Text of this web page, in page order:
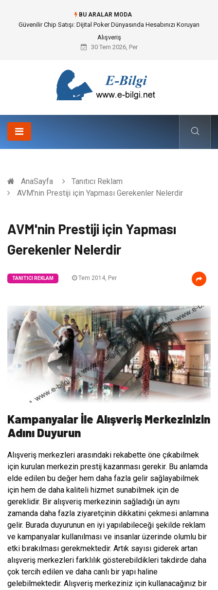
BU ARALAR MODA
Bahçe Çiti Kültürü ve Modern Peyzaj Mimarisindeki Hayati Rolü
30 Tem 2026, Per
AnaSayfa
Tanıtıcı Reklam
AVM'nin Prestiji için Yapması Gerekenler Nelerdir
AVM'nin Prestiji için Yapması
Gerekenler Nelerdir
TANITICI REKLAM Tem 2014, Per
Kampanyalar İle Alışveriş Merkezinizin
Adını Duyurun
Alışveriş merkezleri arasındaki rekabette öne çıkabilmek
için kurulan merkezin prestij kazanması gerekir. Bu anlamda
elde edilen bu değer hem daha fazla gelir sağlayabilmek
için hem de daha kaliteli hizmet sunabilmek için de
gereklidir. Bir alışveriş merkezinin sağladığı ün aynı
zamanda daha fazla ziyaretçinin dikkatini çekmesi anlamına
gelir. Burada duyurunun en iyi yapılabileceği şekilde reklam
ve kampanyalar kullanılması ve insanlar üzerinde olumlu bir
etki bırakılması gerekmektedir. Artık sayısı giderek artan
alışveriş merkezleri farklılık gösterebildikleri takdirde daha
çok tercih edilen ve daha canlı bir yapı haline
gelebilmektedir. Alışveriş merkeziniz için kullanacağınız bir